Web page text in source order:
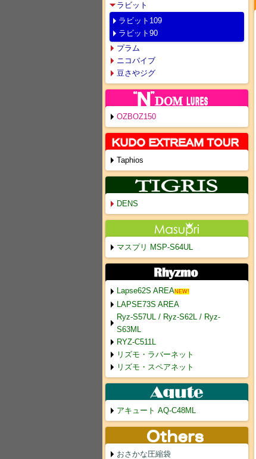
ラビット
ラビット109
ラビット90
プラム
ニコバイブ
豆さやジグ
OZBOZ150
Taphios
DENS
マスプリ MSP-S64UL
Lapse62S AREANEW!
LAPSE73S AREA
Ryz-S57UL / Ryz-S62L / Ryz-
S63ML
RYZ-C511L
リズモ・ラバーネット
リズモ・スペアネット
アキュート AQ-C48ML
おさかな圧縮袋